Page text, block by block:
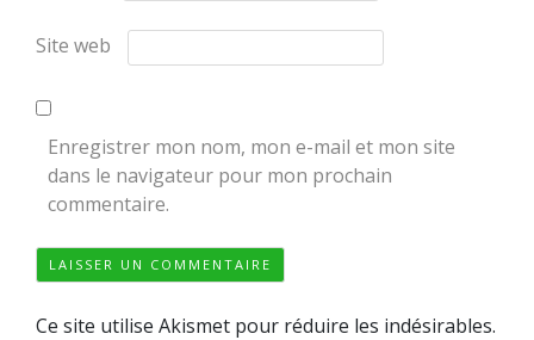
Site web
Enregistrer mon nom, mon e-mail et mon site
dans le navigateur pour mon prochain
commentaire.
Ce site utilise Akismet pour réduire les indésirables.